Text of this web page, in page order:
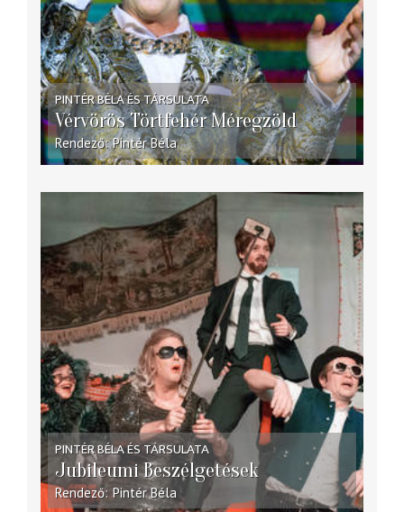
PINTÉR BÉLA ÉS TÁRSULATA
Vérvörös Törtfehér Méregzöld
Rendező Pintér Béla
PINTÉR BÉLA ÉS TÁRSULATA
Jubileumi Beszélgetések
Rendező Pintér Béla